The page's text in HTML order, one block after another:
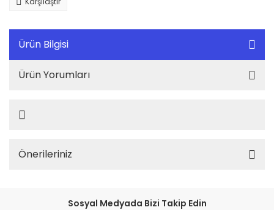
Ürün Bilgisi
Ürün Yorumları
Önerileriniz
Sosyal Medyada Bizi Takip Edin